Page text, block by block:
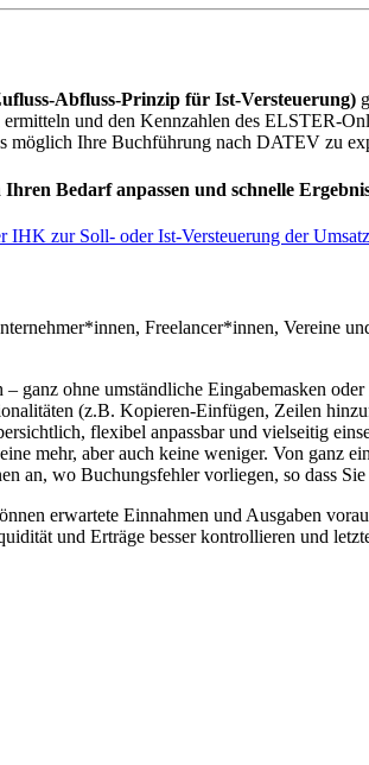
Abfluss-Prinzip für Ist-Versteuerung)
und den Kennzahlen des ELSTER-
möglich Ihre Buchführung nach DATEV zu
Bedarf anpassen und schnelle
IHK zur Soll- oder Ist-Versteuerung der
Freelancer*innen, Vereine
ganz ohne umständliche Eingabemasken
(z.B. Kopieren-Einfügen, Zeilen
flexibel anpassbar und vielseitig
mehr, aber auch keine weniger. Von ganz
an, wo Buchungsfehler vorliegen, so dass
erwartete Einnahmen und Ausgaben
und Erträge besser kontrollieren und